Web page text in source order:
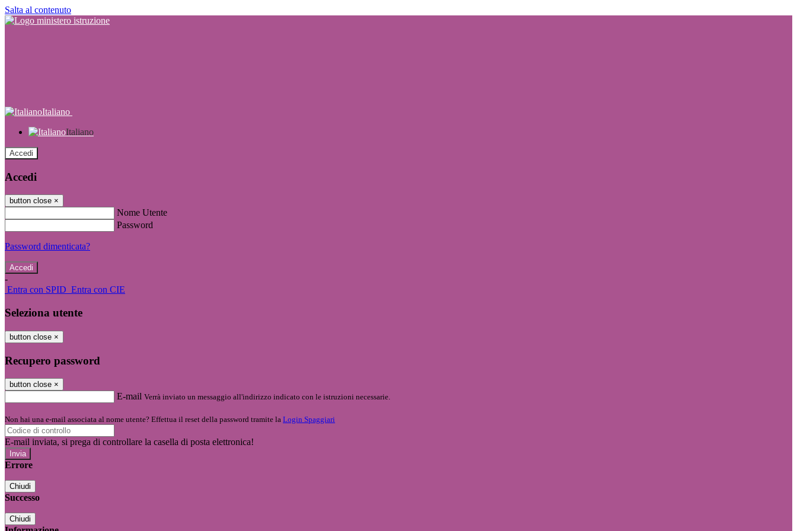
Salta al contenuto
Italiano
Italiano
Accedi
Accedi
button close ×
Nome Utente
Password
Password dimenticata?
-
Entra con SPID Entra con CIE
Seleziona utente
button close ×
Recupero password
button close ×
E-mail Verrà inviato un messaggio all'indirizzo indicato con le istruzioni necessarie.
Non hai una e-mail associata al nome utente? Effettua il reset della password tramite la Login Spaggiari
E-mail inviata, si prega di controllare la casella di posta elettronica!
Errore
Chiudi
Successo
Chiudi